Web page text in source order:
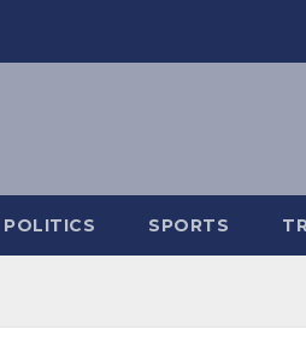
POLITICS SPORTS